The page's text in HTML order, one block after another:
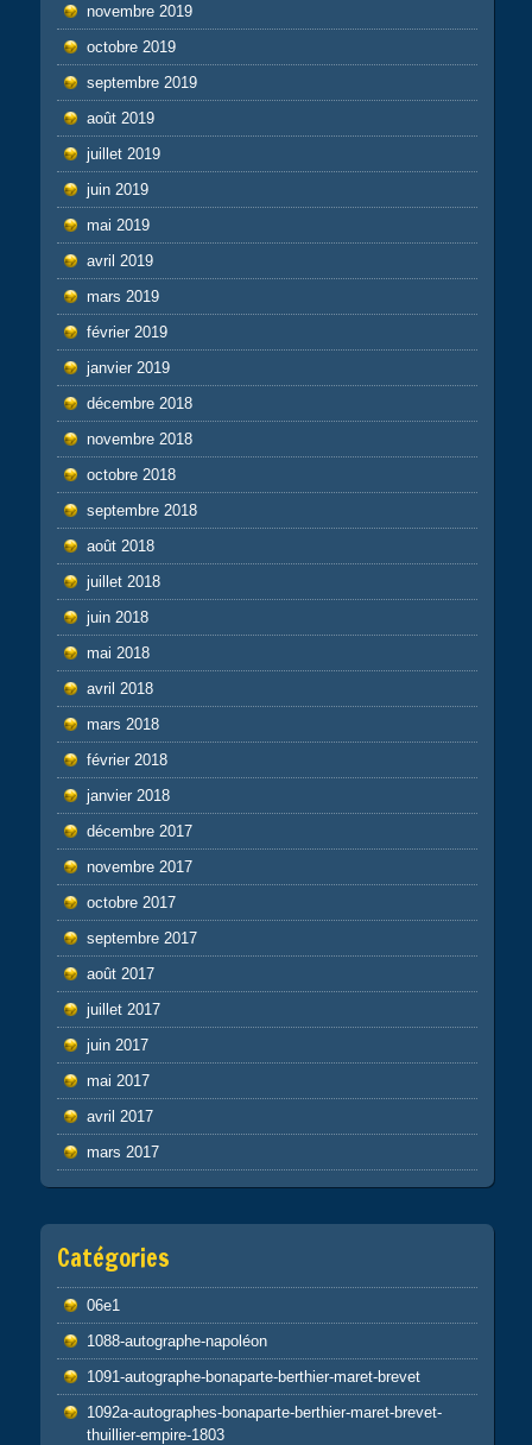
novembre 2019
octobre 2019
septembre 2019
août 2019
juillet 2019
juin 2019
mai 2019
avril 2019
mars 2019
février 2019
janvier 2019
décembre 2018
novembre 2018
octobre 2018
septembre 2018
août 2018
juillet 2018
juin 2018
mai 2018
avril 2018
mars 2018
février 2018
janvier 2018
décembre 2017
novembre 2017
octobre 2017
septembre 2017
août 2017
juillet 2017
juin 2017
mai 2017
avril 2017
mars 2017
Catégories
06e1
1088-autographe-napoléon
1091-autographe-bonaparte-berthier-maret-brevet
1092a-autographes-bonaparte-berthier-maret-brevet-
thuillier-empire-1803